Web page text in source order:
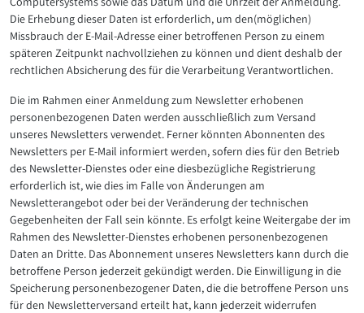
Die Erhebung dieser Daten ist erforderlich, um den(möglichen)
Missbrauch der E-Mail-Adresse einer betroffenen Person zu einem
späteren Zeitpunkt nachvollziehen zu können und dient deshalb der
rechtlichen Absicherung des für die Verarbeitung Verantwortlichen.
Die im Rahmen einer Anmeldung zum Newsletter erhobenen
personenbezogenen Daten werden ausschließlich zum Versand
unseres Newsletters verwendet. Ferner könnten Abonnenten des
Newsletters per E-Mail informiert werden, sofern dies für den Betrieb
des Newsletter-Dienstes oder eine diesbezügliche Registrierung
erforderlich ist, wie dies im Falle von Änderungen am
Newsletterangebot oder bei der Veränderung der technischen
Gegebenheiten der Fall sein könnte. Es erfolgt keine Weitergabe der im
Rahmen des Newsletter-Dienstes erhobenen personenbezogenen
Daten an Dritte. Das Abonnement unseres Newsletters kann durch die
betroffene Person jederzeit gekündigt werden. Die Einwilligung in die
Speicherung personenbezogener Daten, die die betroffene Person uns
für den Newsletterversand erteilt hat, kann jederzeit widerrufen